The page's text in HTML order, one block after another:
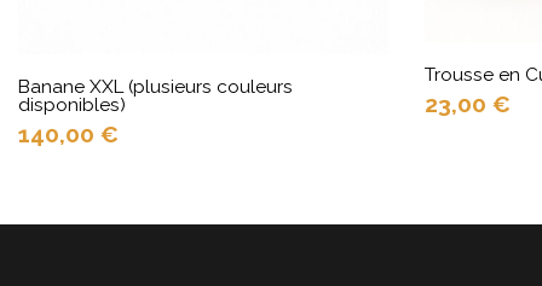
Banane XXL (plusieurs couleurs
disponibles)
140,00 €
Trousse en
23,00 €